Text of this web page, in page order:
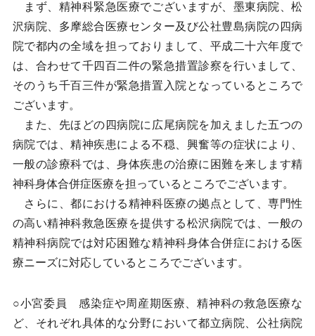
まず、精神科緊急医療でございますが、墨東病院、松
沢病院、多摩総合医療センター及び公社豊島病院の四病
院で都内の全域を担っておりまして、平成二十六年度で
は、合わせて千四百二件の緊急措置診察を行いまして、
そのうち千百三件が緊急措置入院となっているところで
ございます。
また、先ほどの四病院に広尾病院を加えました五つの
病院では、精神疾患による不穏、興奮等の症状により、
一般の診療科では、身体疾患の治療に困難を来します精
神科身体合併症医療を担っているところでございます。
さらに、都における精神科医療の拠点として、専門性
の高い精神科救急医療を提供する松沢病院では、一般の
精神科病院では対応困難な精神科身体合併症における医
療ニーズに対応しているところでございます。
○小宮委員 感染症や周産期医療、精神科の救急医療な
ど、それぞれ具体的な分野において都立病院、公社病院